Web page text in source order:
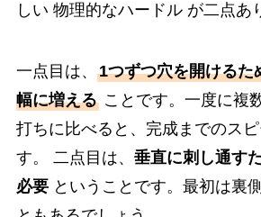
しい 物理的なハードル が二点あ
一点目は、 1つずつ穴を開けるた
幅に増えることです。一度に複
打ちに比べると、完成までのス
す。 二点目は、 垂直に刺し通す
必要ということです。最初は裏